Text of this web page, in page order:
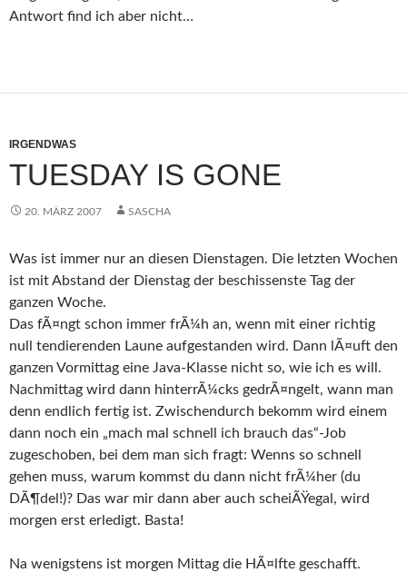
Antwort find ich aber nicht…
IRGENDWAS
TUESDAY IS GONE
20. MÄRZ 2007 SASCHA
Was ist immer nur an diesen Dienstagen. Die letzten Wochen
ist mit Abstand der Dienstag der beschissenste Tag der
ganzen Woche.
Das fÃ¤ngt schon immer frÃ¼h an, wenn mit einer richtig
null tendierenden Laune aufgestanden wird. Dann lÃ¤uft den
ganzen Vormittag eine Java-Klasse nicht so, wie ich es will.
Nachmittag wird dann hinterrÃ¼cks gedrÃ¤ngelt, wann man
denn endlich fertig ist. Zwischendurch bekomm wird einem
dann noch ein „mach mal schnell ich brauch das“-Job
zugeschoben, bei dem man sich fragt: Wenns so schnell
gehen muss, warum kommst du dann nicht frÃ¼her (du
DÃ¶del!)? Das war mir dann aber auch scheiÃŸegal, wird
morgen erst erledigt. Basta!
Na wenigstens ist morgen Mittag die HÃ¤lfte geschafft.